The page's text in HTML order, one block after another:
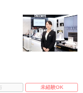
未経験OK